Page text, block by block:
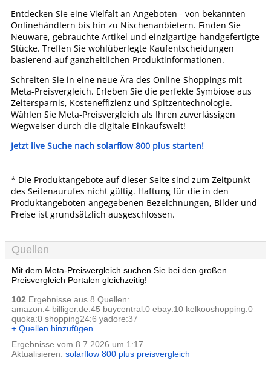
Entdecken Sie eine Vielfalt an Angeboten - von bekannten
Onlinehändlern bis hin zu Nischenanbietern. Finden Sie
Neuware, gebrauchte Artikel und einzigartige handgefertigte
Stücke. Treffen Sie wohlüberlegte Kaufentscheidungen
basierend auf ganzheitlichen Produktinformationen.
Schreiten Sie in eine neue Ära des Online-Shoppings mit
Meta-Preisvergleich. Erleben Sie die perfekte Symbiose aus
Zeitersparnis, Kosteneffizienz und Spitzentechnologie.
Wählen Sie Meta-Preisvergleich als Ihren zuverlässigen
Wegweiser durch die digitale Einkaufswelt!
Jetzt live Suche nach solarflow 800 plus starten!
* Die Produktangebote auf dieser Seite sind zum Zeitpunkt
des Seitenaurufes nicht gültig. Haftung für die in den
Produktangeboten angegebenen Bezeichnungen, Bilder und
Preise ist grundsätzlich ausgeschlossen.
Quellen
Mit dem Meta-Preisvergleich suchen Sie bei den großen
Preisvergleich Portalen gleichzeitig!
102 Ergebnisse aus 8 Quellen:
amazon:4 billiger.de:45 buycentral:0 ebay:10 kelkooshopping:0
quoka:0 shopping24:6 yadore:37
+ Quellen hinzufügen
Ergebnisse vom 8.7.2026 um 1:17
Aktualisieren: solarflow 800 plus preisvergleich